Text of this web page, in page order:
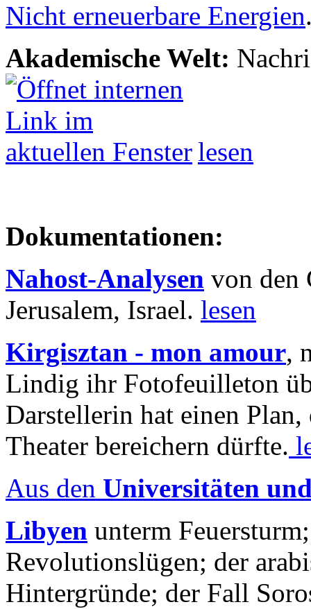
Nicht erneuerbare Energien
Akademische Welt:
lesen
Dokumentationen:
Nahost-Analysen von den
Jerusalem, Israel. lesen
Kirgisztan - mon amour,
Lindig ihr Fotofeuilleton
Darstellerin hat einen Plan,
Theater bereichern dürfte.
Aus den Universitäten
Libyen unterm
Revolutionslügen; der
Hintergründe; der Fall